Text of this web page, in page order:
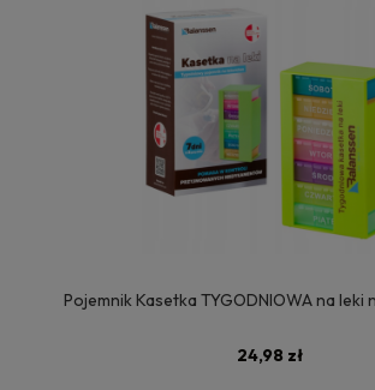
Pojemnik Kasetka TYGODNIOWA na leki
24,98 zł